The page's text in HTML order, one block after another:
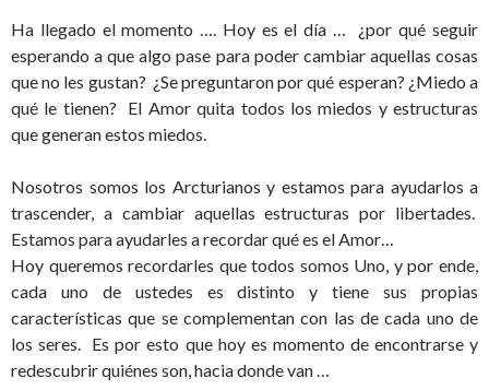
Ha llegado el momento …. Hoy es el día … ¿por qué seguir
esperando a que algo pase para poder cambiar aquellas cosas
que no les gustan? ¿Se preguntaron por qué esperan? ¿Miedo a
qué le tienen? El Amor quita todos los miedos y estructuras
que generan estos miedos.
Nosotros somos los Arcturianos y estamos para ayudarlos a
trascender, a cambiar aquellas estructuras por libertades.
Estamos para ayudarles a recordar qué es el Amor…
Hoy queremos recordarles que todos somos Uno, y por ende,
cada uno de ustedes es distinto y tiene sus propias
características que se complementan con las de cada uno de
los seres. Es por esto que hoy es momento de encontrarse y
redescubrir quiénes son, hacia donde van …